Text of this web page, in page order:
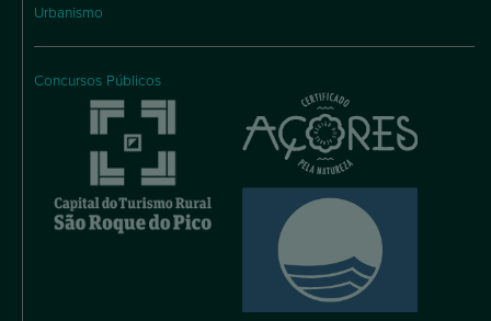
Urbanismo
Concursos Públicos